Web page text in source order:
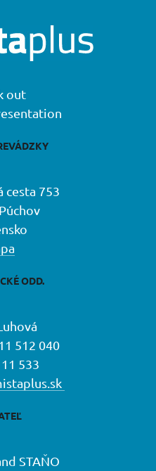
out
cesta 753
ODD.
512 040
533
STAŇO